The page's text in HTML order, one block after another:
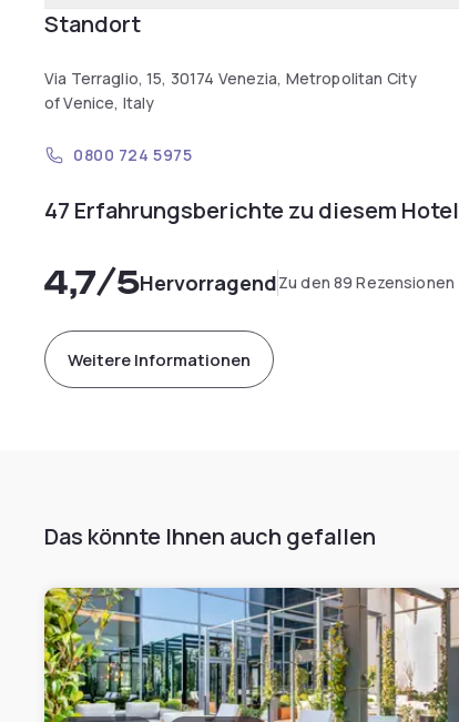
Standort
Via Terraglio, 15, 30174 Venezia, Metropolitan City
of Venice, Italy
0800 724 5975
47 Erfahrungsberichte zu diesem Hotel
4,7/5HervorragendZu den 89 Rezensionen
Weitere Informationen
Das könnte Ihnen auch gefallen